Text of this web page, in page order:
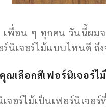
เพื่อน ๆ ทุกคน วันนี้ผมจ
ร์นิเจอร์ไม้แบบไหนดี
ณเลือกสีเฟอร์นิเจอร์
เจอร์ไม้เป็นเฟอร์นิเจอ